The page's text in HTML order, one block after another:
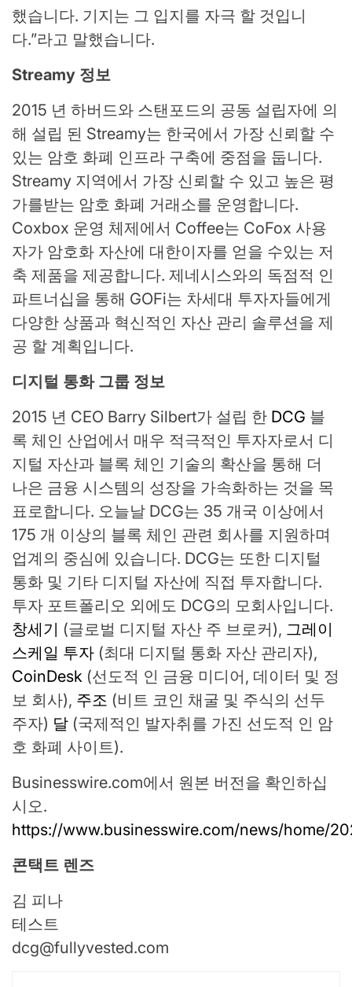
했습니다. 기지는 그 입지를 자극 할 것입니
다.”라고 말했습니다.
Streamy 정보
2015 년 하버드와 스탠포드의 공동 설립자에 의
해 설립 된 Streamy는 한국에서 가장 신뢰할 수
있는 암호 화폐 인프라 구축에 중점을 둡니다.
Streamy 지역에서 가장 신뢰할 수 있고 높은 평
가를받는 암호 화폐 거래소를 운영합니다.
Coxbox 운영 체제에서 Coffee는 CoFox 사용
자가 암호화 자산에 대한이자를 얻을 수있는 저
축 제품을 제공합니다. 제네시스와의 독점적 인
파트너십을 통해 GOFi는 차세대 투자자들에게
다양한 상품과 혁신적인 자산 관리 솔루션을 제
공 할 계획입니다.
디지털 통화 그룹 정보
2015 년 CEO Barry Silbert가 설립 한 DCG 블
록 체인 산업에서 매우 적극적인 투자자로서 디
지털 자산과 블록 체인 기술의 확산을 통해 더
나은 금융 시스템의 성장을 가속화하는 것을 목
표로합니다. 오늘날 DCG는 35 개국 이상에서
175 개 이상의 블록 체인 관련 회사를 지원하며
업계의 중심에 있습니다. DCG는 또한 디지털
통화 및 기타 디지털 자산에 직접 투자합니다.
투자 포트폴리오 외에도 DCG의 모회사입니다.
창세기 (글로벌 디지털 자산 주 브로커), 그레이
스케일 투자 (최대 디지털 통화 자산 관리자),
CoinDesk (선도적 인 금융 미디어, 데이터 및 정
보 회사), 주조 (비트 코인 채굴 및 주식의 선두
주자) 달 (국제적인 발자취를 가진 선도적 인 암
호 화폐 사이트).
Businesswire.com에서 원본 버전을 확인하십
시오.
https://www.businesswire.com/news/home/
콘택트 렌즈
김 피나
테스트
dcg@fullyvested.com